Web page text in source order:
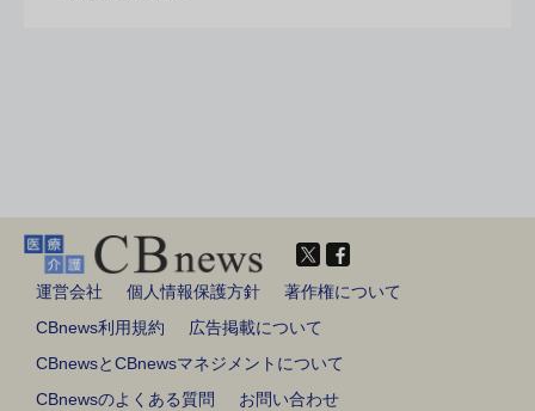
運営会社 個人情報保護方針
著作権について
CBnews利用規約
広告掲載について
CBnewsとCBnewsマネジメントについて
CBnewsのよくある質問
お問い合わせ